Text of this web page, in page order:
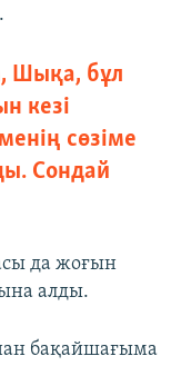
Шықа, бұл
кезі
сөзіме
Сондай
да жоғын
алды.
бақайшағыма